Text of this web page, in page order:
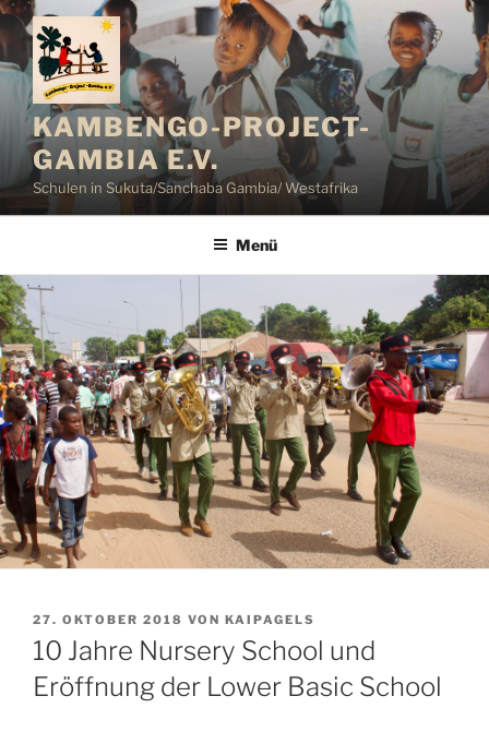
Zum
Inhalt
springen
KAMBENGO-PROJECT-
GAMBIA E.V.
Schulen in Sukuta/Sanchaba Gambia/ Westafrika
Menü
VERÖFFENTLICHT
AM
27. OKTOBER 2018 VON KAIPAGELS
10 Jahre Nursery School und
Eröffnung der Lower Basic School